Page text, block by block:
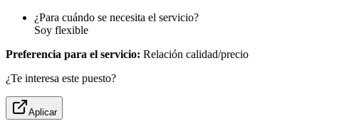
¿Para cuándo se necesita el servicio?
Soy flexible
Preferencia para el servicio: Relación calidad/precio
¿Te interesa este puesto?
Aplicar